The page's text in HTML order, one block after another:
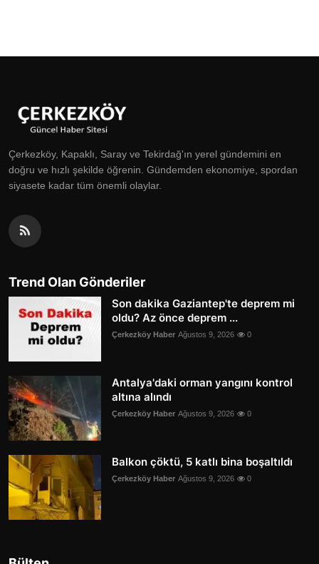
Çerkezköy, Kapaklı, Saray ve Tekirdağ'ın yerel gündemini en
doğru ve hızlı şekilde öğrenin. Gündemden ekonomiye, spordan
siyasete kadar tüm önemli olaylar.
Trend Olan Gönderiler
Son dakika Gaziantep'te deprem mi
oldu? Az önce deprem ...
Çerkezköy Haber Ağustos 9, 2026 0
Antalya'daki orman yangını kontrol
altına alındı
Çerkezköy Haber Ağustos 9, 2026 0
Balkon çöktü, 5 katlı bina boşaltıldı
Çerkezköy Haber Ağustos 9, 2026 0